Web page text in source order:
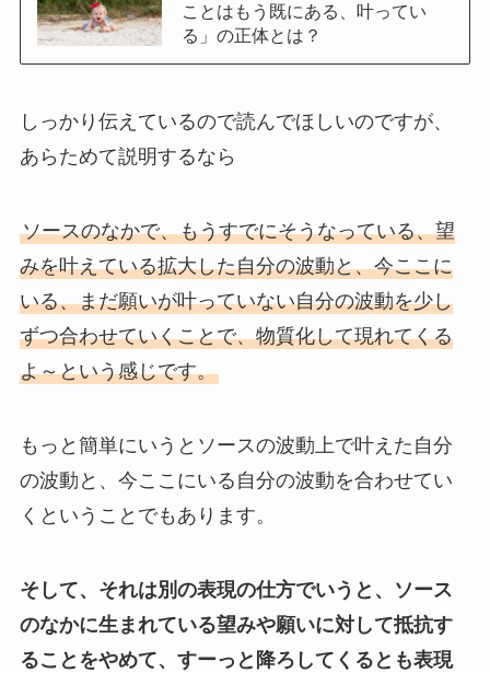
ことはもう既にある、叶ってい
る」の正体とは？
しっかり伝えているので読んでほしいのですが、
あらためて説明するなら
ソースのなかで、もうすでにそうなっている、望
みを叶えている拡大した自分の波動と、今ここに
いる、まだ願いが叶っていない自分の波動を少し
ずつ合わせていくことで、物質化して現れてくる
よ～という感じです。
もっと簡単にいうと ソースの波動上で叶えた自分
の波動と、今ここにいる自分の波動を合わせてい
く ということでもあります。
そして、それは別の表現の仕方でいうと、ソース
のなかに生まれている望みや願いに対して抵抗す
ることをやめて、すーっと降ろしてくるとも表現